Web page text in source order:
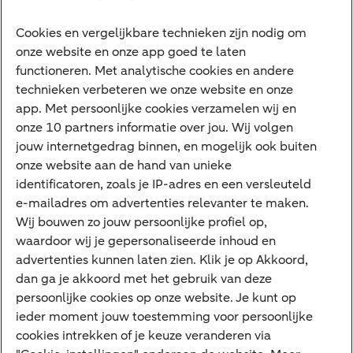
Digitale diensten
Internet Bankieren
ABN AMRO app
Tikkie
Apple Pay
Google Pay
Veilig bankieren
Meest gezocht
Hypotheek berekenen
E.dentifier
Jaaroverzicht
Rood staan
Cookies en vergelijkbare technieken zijn nodig om
onze website en onze app goed te laten
functioneren. Met analytische cookies en andere
technieken verbeteren we onze website en onze
app. Met persoonlijke cookies verzamelen wij en
onze 10 partners informatie over jou. Wij volgen
jouw internetgedrag binnen, en mogelijk ook buiten
onze website aan de hand van unieke
identificatoren, zoals je IP-adres en een versleuteld
e-mailadres om advertenties relevanter te maken.
Wij bouwen zo jouw persoonlijke profiel op,
waardoor wij je gepersonaliseerde inhoud en
advertenties kunnen laten zien. Klik je op Akkoord,
dan ga je akkoord met het gebruik van deze
persoonlijke cookies op onze website. Je kunt op
ieder moment jouw toestemming voor persoonlijke
cookies intrekken of je keuze veranderen via